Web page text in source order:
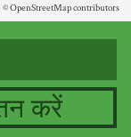
©OpenStreetMap
(new window) contributors
(new window)
करें